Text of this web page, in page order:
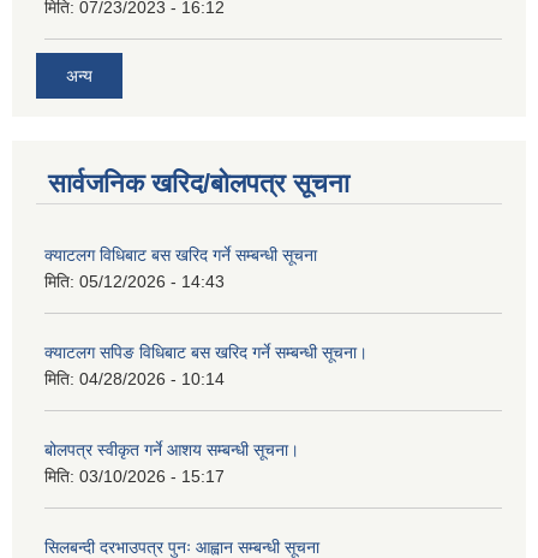
मिति: 07/23/2023 - 16:12
अन्य
सार्वजनिक खरिद/बोलपत्र सूचना
क्याटलग विधिबाट बस खरिद गर्ने सम्बन्धी सूचना
मिति: 05/12/2026 - 14:43
क्याटलग सपिङ विधिबाट बस खरिद गर्ने सम्बन्धी सूचना।
मिति: 04/28/2026 - 10:14
बोलपत्र स्वीकृत गर्ने आशय सम्बन्धी सूचना।
मिति: 03/10/2026 - 15:17
सिलबन्दी दरभाउपत्र पुनः आह्वान सम्बन्धी सूचना